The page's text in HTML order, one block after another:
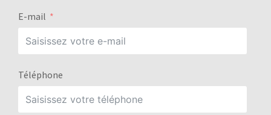
E-mail
Téléphone